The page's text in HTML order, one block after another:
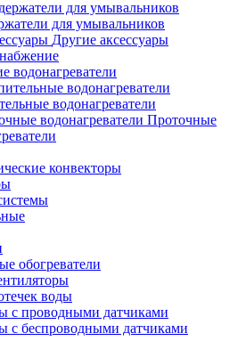
для умывальников
Другие аксессуары
водонагреватели
водонагреватели
Проточные
конвекторы
обогреватели
воды
с проводными датчиками
с беспроводными датчиками